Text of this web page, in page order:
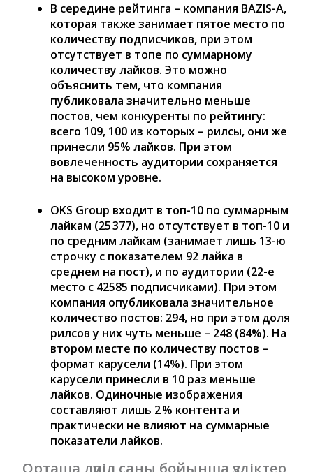
В середине рейтинга – компания BAZIS-A,
которая также занимает пятое место по
количеству подписчиков, при этом
отсутствует в топе по суммарному
количеству лайков. Это можно
объяснить тем, что компания
публиковала значительно меньше
постов, чем конкуренты по рейтингу:
всего 109, 100 из которых – рилсы, они же
принесли 95% лайков. При этом
вовлеченность аудитории сохраняется
на высоком уровне.
OKS Group входит в топ-10 по суммарным
лайкам (25 377), но отсутствует в топ-10 и
по средним лайкам (занимает лишь 13-ю
строчку с показателем 92 лайка в
среднем на пост), и по аудитории (22-е
место с 42585 подписчиками). При этом
компания опубликовала значительное
количество постов: 294, но при этом доля
рилсов у них чуть меньше – 248 (84%). На
втором месте по количеству постов –
формат карусели (14%). При этом
карусели принесли в 10 раз меньше
лайков. Одиночные изображения
составляют лишь 2 % контента и
практически не влияют на суммарные
показатели лайков.
Орташа лүпіл саны бойынша үздіктер